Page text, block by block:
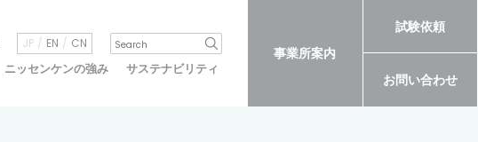
JP EN CN
ニッセンケンの強み サステナビリティ
事業所案内
試験依頼
お問い合わせ